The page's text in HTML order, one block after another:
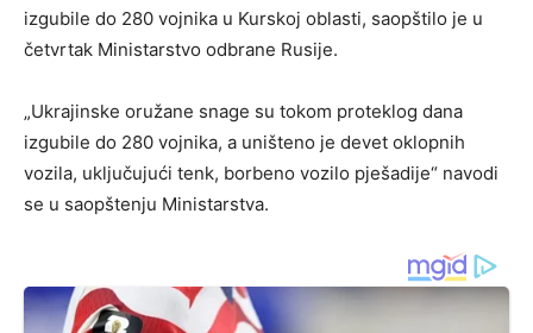
izgubile do 280 vojnika u Kurskoj oblasti, saopštilo je u
četvrtak Ministarstvo odbrane Rusije.
„Ukrajinske oružane snage su tokom proteklog dana
izgubile do 280 vojnika, a uništeno je devet oklopnih
vozila, uključujući tenk, borbeno vozilo pješadije“ navodi
se u saopštenju Ministarstva.